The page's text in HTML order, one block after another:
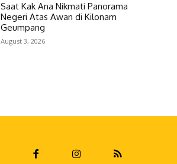
Saat Kak Ana Nikmati Panorama
Negeri Atas Awan di Kilonam
Geumpang
August 3, 2026